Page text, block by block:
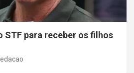
STF para receber os filhos